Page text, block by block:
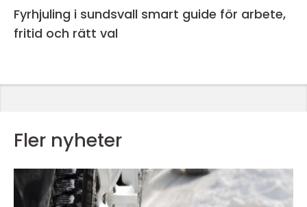
Fyrhjuling i sundsvall smart guide för arbete,
fritid och rätt val
Fler nyheter